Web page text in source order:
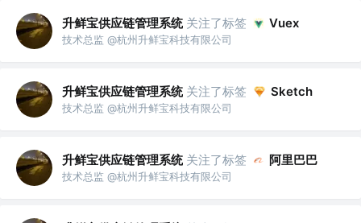
升鲜宝供应链管理系统 关注了标签 Vuex
技术总监 @杭州升鲜宝科技有限公司
升鲜宝供应链管理系统 关注了标签 Sketch
技术总监 @杭州升鲜宝科技有限公司
升鲜宝供应链管理系统 关注了标签 阿里巴巴
技术总监 @杭州升鲜宝科技有限公司